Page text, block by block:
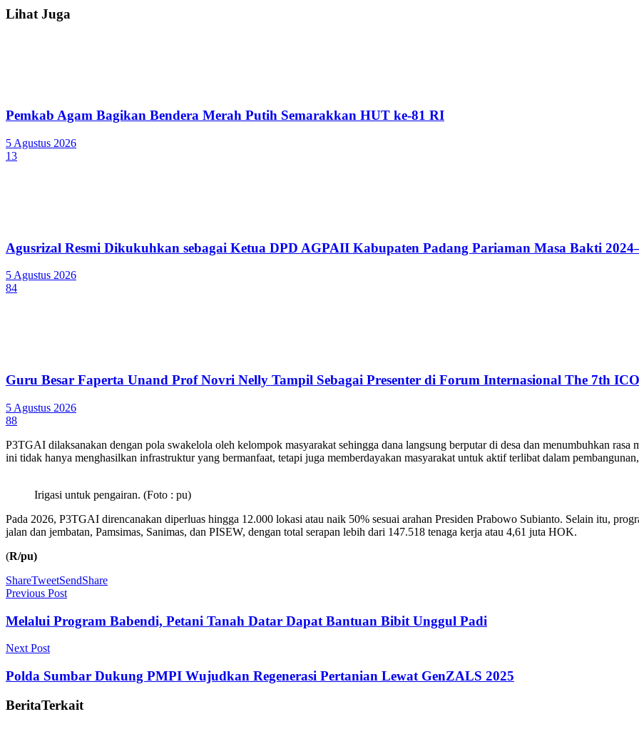
Lihat Juga
Pemkab Agam Bagikan Bendera Merah Putih Semarakkan HUT ke-81 RI
5 Agustus 2026
13
Agusrizal Resmi Dikukuhkan sebagai Ketua DPD AGPAII Kabupaten Padang Pariaman Masa Bakti
5 Agustus 2026
84
Guru Besar Faperta Unand Prof Novri Nelly Tampil Sebagai Presenter di Forum Internasional The 7th
5 Agustus 2026
88
P3TGAI dilaksanakan dengan pola swakelola oleh kelompok masyarakat sehingga dana langsung berputar di desa dan menumbuhkan
ini tidak hanya menghasilkan infrastruktur yang bermanfaat, tetapi juga memberdayakan masyarakat untuk aktif terlibat dalam
Irigasi untuk pengairan. (Foto : pu)
Pada 2026, P3TGAI direncanakan diperluas hingga 12.000 lokasi atau naik 50% sesuai arahan Presiden Prabowo Subianto. Selain itu,
jalan dan jembatan, Pamsimas, Sanimas, dan PISEW, dengan total serapan lebih dari 147.518 tenaga kerja atau 4,61 juta HOK.
(R/pu)
ShareTweetSendShare
Previous Post
Melalui Program Babendi, Petani Tanah Datar Dapat Bantuan Bibit Unggul Padi
Next Post
Polda Sumbar Dukung PMPI Wujudkan Regenerasi Pertanian Lewat GenZALS 2025
BeritaTerkait